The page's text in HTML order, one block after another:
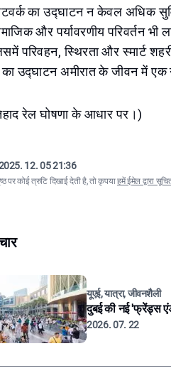
का उद्घाटन न केवल अधिक
और पर्यावरणीय परिवर्तन
परिवहन, स्थिरता और स्मार्ट
उद्घाटन अमीरात के जीवन में एक
रेल घोषणा के आधार पर।)
12. 05 21:36
पर कोई त्रुटि दिखाई देती है, तो कृपयाहमें ईमेल द्वारा
यूएई, यात्रा, जीवनशैली
दुबई की नई 'फ्रेंड्स
2026. 07. 22